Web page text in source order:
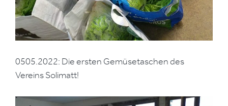
0505.2022: Die ersten Gemüsetaschen des
Vereins Solimatt!